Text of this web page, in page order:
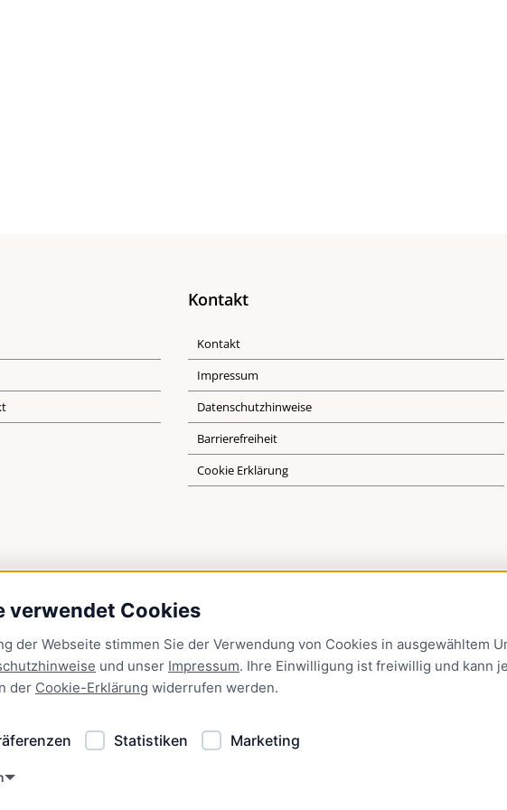
verwendet Cookies
der Webseite stimmen Sie der Verwendung von Cookies in ausgewähltem
und unser Impressum. Ihre Einwilligung ist freiwillig und kann
der Cookie-Erklärung widerrufen werden.
Statistiken Marketing
Kontakt
Kontakt
Impressum
Datenschutzhinweise
Barrierefreiheit
Cookie Erklärung